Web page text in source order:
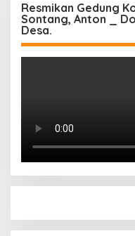
Resmikan Gedung
Sontang, Anton _
Desa.